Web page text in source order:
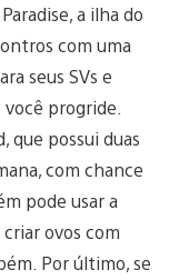
a ilha do
com uma
seus SVs e
progride.
que possui duas
com chance
pode usar a
ovos com
Por último, se